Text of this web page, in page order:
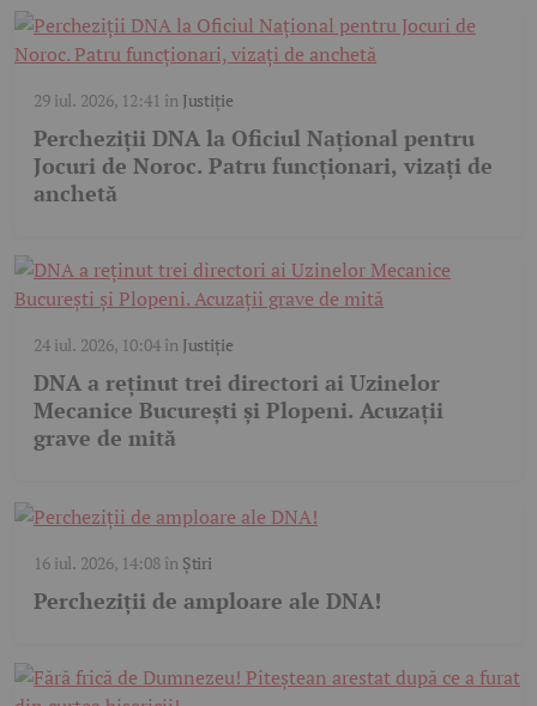
29 iul. 2026, 12:41 în Justiție
Percheziții DNA la Oficiul Național pentru
Jocuri de Noroc. Patru funcționari, vizați de
anchetă
24 iul. 2026, 10:04în Justiție
DNA a reținut trei directori ai Uzinelor
Mecanice București și Plopeni. Acuzații
grave de mită
16 iul. 2026, 14:08în Știri
Percheziții de amploare ale DNA!